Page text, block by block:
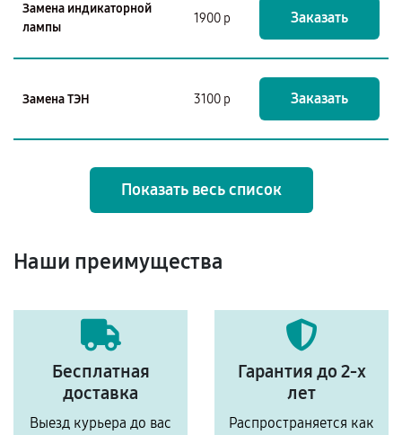
Замена индикаторной
лампы
1900 р Заказать
Замена ТЭН 3100 р Заказать
Показать весь список
Наши преимущества
Бесплатная
доставка
Выезд курьера до вас
Гарантия до 2-х
лет
Распространяется как